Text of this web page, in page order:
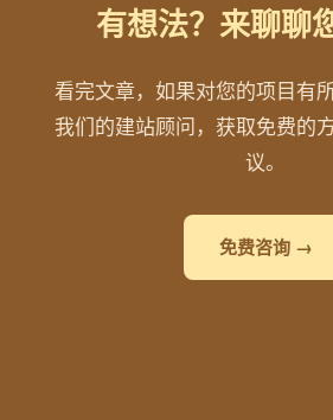
有想法？来聊聊
看完文章，如果对您的项目有
我们的建站顾问，获取免费的
议。
免费咨询 →